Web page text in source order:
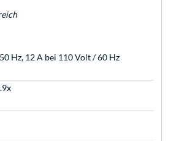
Hz, 12 A bei 110 Volt / 60 Hz